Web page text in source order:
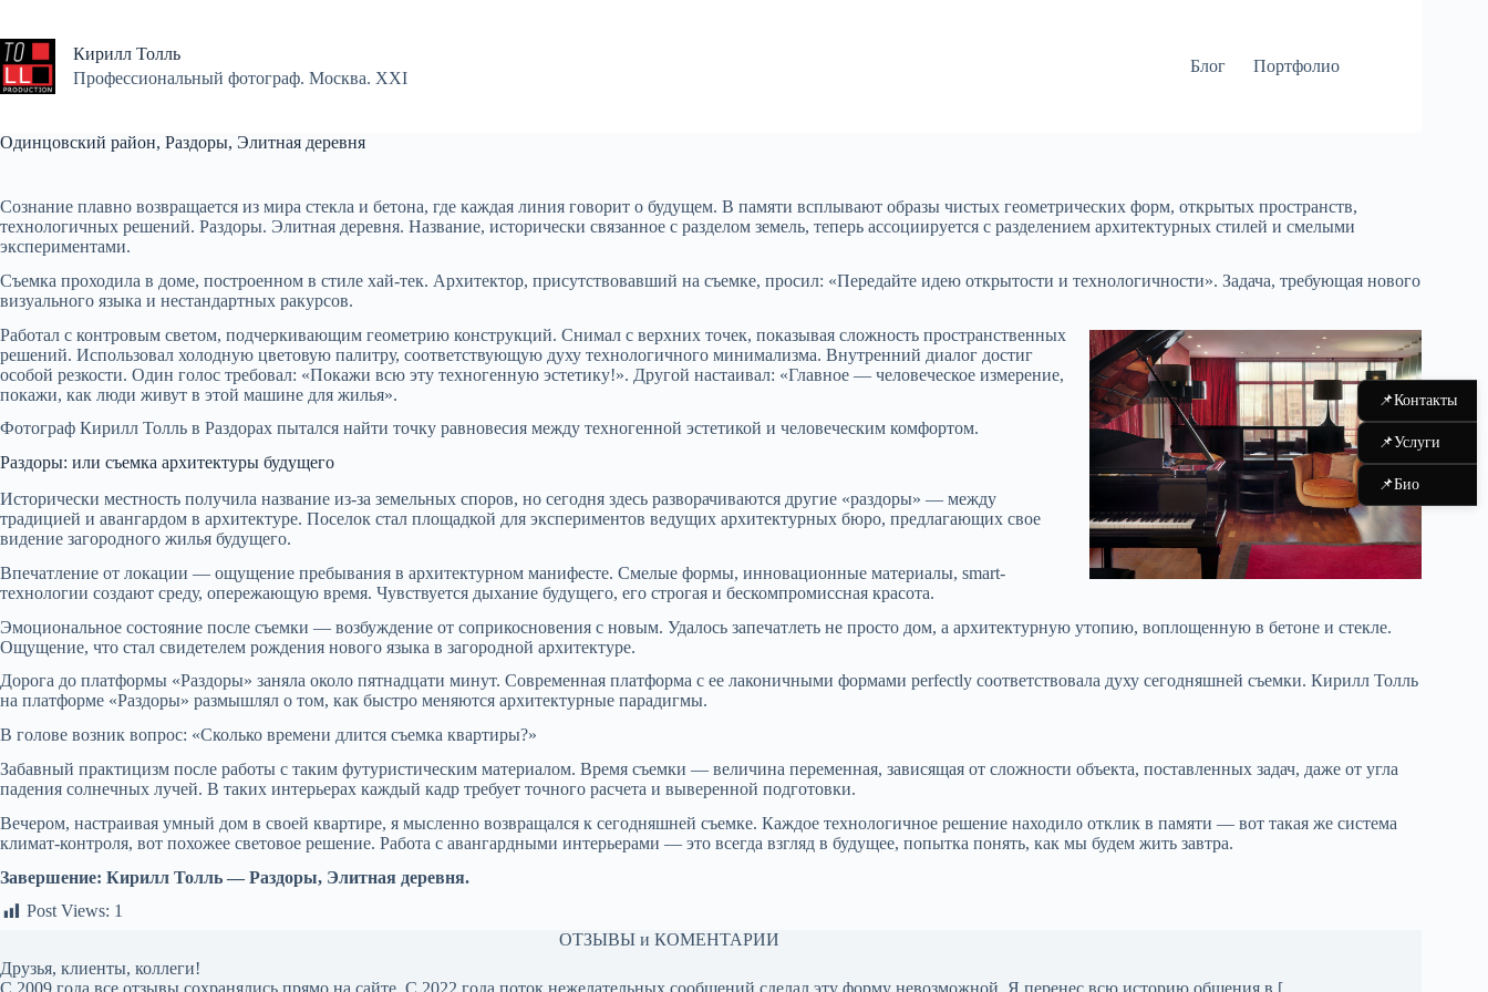
сути
Кирилл Толль
Профессиональный фотограф. Москва. XXI
Блог Портфолио
Одинцовский район, Раздоры, Элитная деревня
Сознание плавно возвращается из мира стекла и бетона, где каждая линия говорит о будущем. В памяти всплывают образы чистых геометрических форм, открытых пространств,
технологичных решений. Раздоры. Элитная деревня. Название, исторически связанное с разделом земель, теперь ассоциируется с разделением архитектурных стилей и смелыми
экспериментами.
Съемка проходила в доме, построенном в стиле хай-тек. Архитектор, присутствовавший на съемке, просил: «Передайте идею открытости и технологичности». Задача, требующая нового
визуального языка и нестандартных ракурсов.
Работал с контровым светом, подчеркивающим геометрию конструкций. Снимал с верхних точек, показывая сложность пространственных
решений. Использовал холодную цветовую палитру, соответствующую духу технологичного минимализма. Внутренний диалог достиг
особой резкости. Один голос требовал: «Покажи всю эту техногенную эстетику!». Другой настаивал: «Главное — человеческое измерение,
покажи, как люди живут в этой машине для жилья».
Фотограф Кирилл Толль в Раздорах пытался найти точку равновесия между техногенной эстетикой и человеческим комфортом.
Раздоры: или съемка архитектуры будущего
Исторически местность получила название из-за земельных споров, но сегодня здесь разворачиваются другие «раздоры» — между
традицией и авангардом в архитектуре. Поселок стал площадкой для экспериментов ведущих архитектурных бюро, предлагающих свое
видение загородного жилья будущего.
Впечатление от локации — ощущение пребывания в архитектурном манифесте. Смелые формы, инновационные материалы, smart-
технологии создают среду, опережающую время. Чувствуется дыхание будущего, его строгая и бескомпромиссная красота.
Эмоциональное состояние после съемки — возбуждение от соприкосновения с новым. Удалось запечатлеть не просто дом, а архитектурную утопию, воплощенную в бетоне и стекле.
Ощущение, что стал свидетелем рождения нового языка в загородной архитектуре.
Дорога до платформы «Раздоры» заняла около пятнадцати минут. Современная платформа с ее лаконичными формами perfectly соответствовала духу сегодняшней съемки. Кирилл Толль
на платформе «Раздоры» размышлял о том, как быстро меняются архитектурные парадигмы.
В голове возник вопрос: «Сколько времени длится съемка квартиры?»
Забавный практицизм после работы с таким футуристическим материалом. Время съемки — величина переменная, зависящая от сложности объекта, поставленных задач, даже от угла
падения солнечных лучей. В таких интерьерах каждый кадр требует точного расчета и выверенной подготовки.
Вечером, настраивая умный дом в своей квартире, я мысленно возвращался к сегодняшней съемке. Каждое технологичное решение находило отклик в памяти — вот такая же система
климат-контроля, вот похожее световое решение. Работа с авангардными интерьерами — это всегда взгляд в будущее, попытка понять, как мы будем жить завтра.
Завершение: Кирилл Толль — Раздоры, Элитная деревня.
Post Views: 1
ОТЗЫВЫ и КОМЕНТАРИИ
Друзья, клиенты, коллеги!
С 2009 года все отзывы сохранялись прямо на сайте. С 2022 года поток нежелательных сообщений сделал эту форму невозможной. Я перенес всю историю общения в [
📌Контакты
📌Услуги
📌Био